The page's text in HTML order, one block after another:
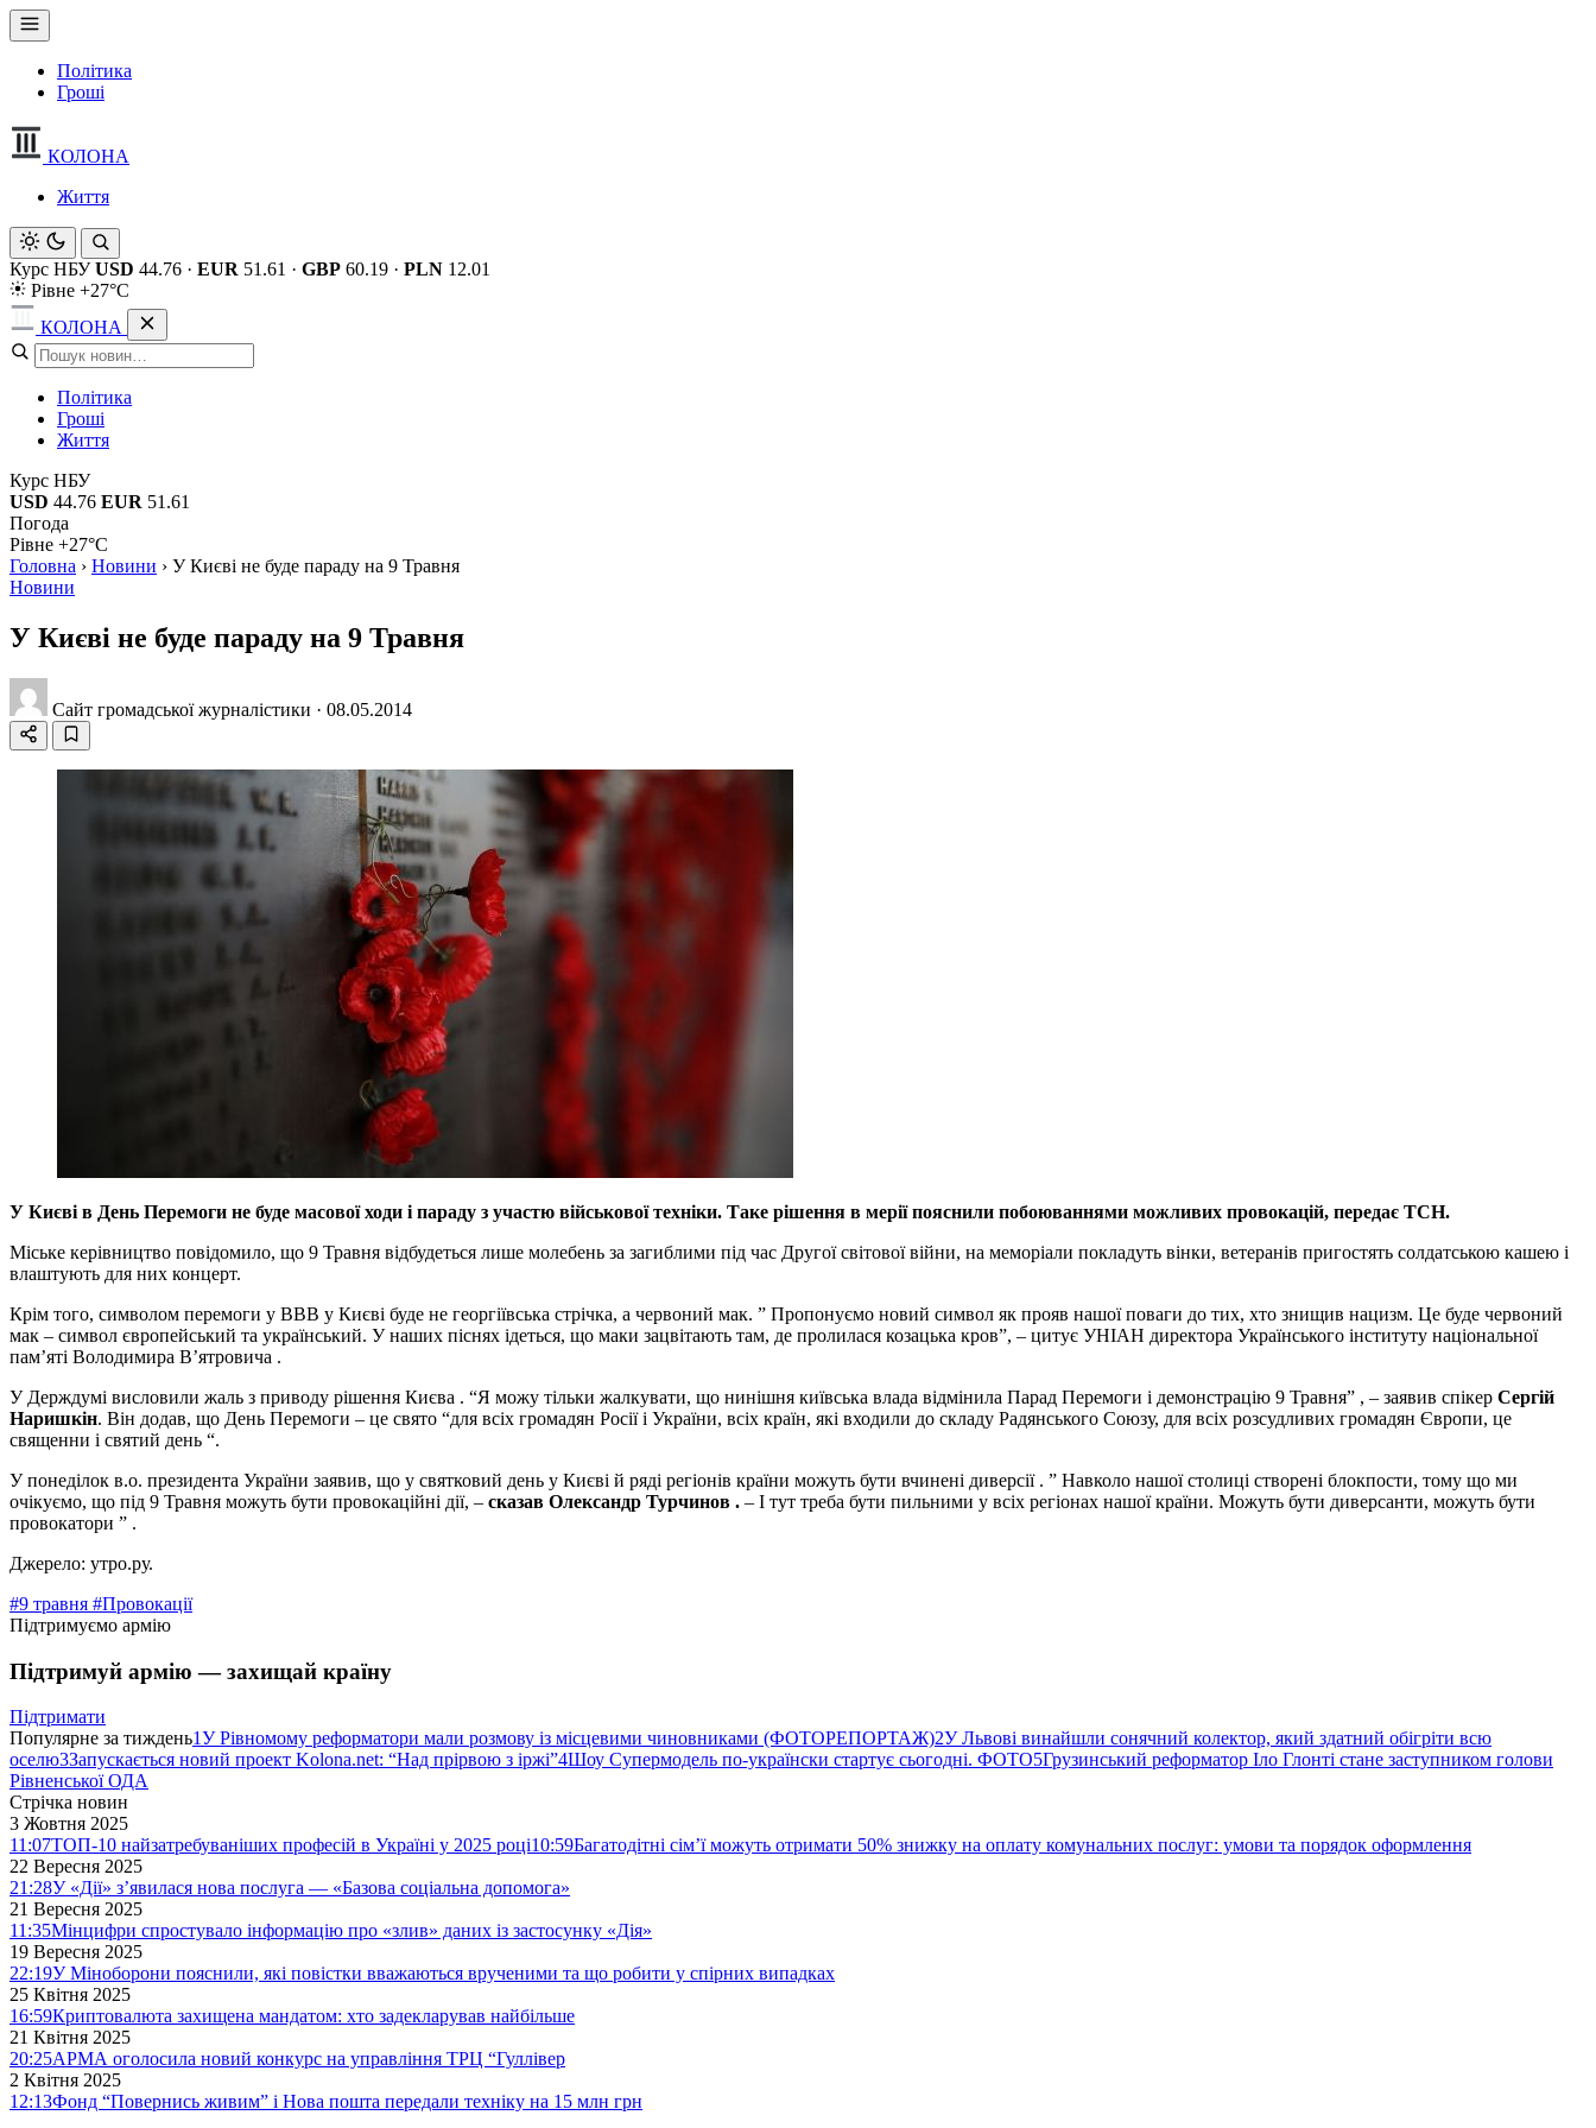
Політика
Гроші
КОЛОНА
Життя
Курс НБУ USD 44.76 · EUR 51.61 · GBP 60.19 · PLN 12.01
Рівне +27°C
КОЛОНА
Політика
Гроші
Життя
Курс НБУ
USD 44.76 EUR 51.61
Погода
Рівне +27°C
Головна › Новини › У Києві не буде параду на 9 Травня
Новини
У Києві не буде параду на 9 Травня
Сайт громадської журналістики · 08.05.2014
У Києві в День Перемоги не буде масової ходи і параду з участю військової техніки. Таке рішення в мерії пояснили побоюваннями можливих провокацій, передає ТСН.
Міське керівництво повідомило, що 9 Травня відбудеться лише молебень за загиблими під час Другої світової війни, на меморіали покладуть вінки, ветеранів пригостять солдатською кашею і
влаштують для них концерт.
Крім того, символом перемоги у ВВВ у Києві буде не георгіївська стрічка, а червоний мак. ” Пропонуємо новий символ як прояв нашої поваги до тих, хто знищив нацизм. Це буде червоний
мак – символ європейський та український. У наших піснях ідеться, що маки зацвітають там, де пролилася козацька кров”, – цитує УНІАН директора Українського інституту національної
пам’яті Володимира В’ятровича .
У Держдумі висловили жаль з приводу рішення Києва . “Я можу тільки жалкувати, що нинішня київська влада відмінила Парад Перемоги і демонстрацію 9 Травня” , – заявив спікер Сергій
Наришкін. Він додав, що День Перемоги – це свято “для всіх громадян Росії і України, всіх країн, які входили до складу Радянського Союзу, для всіх розсудливих громадян Європи, це
священни і святий день “.
У понеділок в.о. президента України заявив, що у святковий день у Києві й ряді регіонів країни можуть бути вчинені диверсії . ” Навколо нашої столиці створені блокпости, тому що ми
очікуємо, що під 9 Травня можуть бути провокаційні дії, – сказав Олександр Турчинов . – І тут треба бути пильними у всіх регіонах нашої країни. Можуть бути диверсанти, можуть бути
провокатори ” .
Джерело: утро.ру.
#9 травня #Провокації
Підтримуємо армію
Підтримуй армію — захищай країну
Підтримати
Популярне за тиждень1У Рівномому реформатори мали розмову із місцевими чиновниками (ФОТОРЕПОРТАЖ)2У Львові винайшли сонячний колектор, який здатний обігріти всю
оселю3Запускається новий проект Kolona.net: “Над прірвою з іржі”4Шоу Супермодель по-українски стартує сьогодні. ФОТО5Грузинський реформатор Іло Глонті стане заступником голови
Рівненської ОДА
Стрічка новин
3 Жовтня 2025
11:07ТОП-10 найзатребуваніших професій в Україні у 2025 році10:59Багатодітні сім’ї можуть отримати 50% знижку на оплату комунальних послуг: умови та порядок оформлення
22 Вересня 2025
21:28У «Дії» з’явилася нова послуга — «Базова соціальна допомога»
21 Вересня 2025
11:35Мінцифри спростувало інформацію про «злив» даних із застосунку «Дія»
19 Вересня 2025
22:19У Міноборони пояснили, які повістки вважаються врученими та що робити у спірних випадках
25 Квітня 2025
16:59Криптовалюта захищена мандатом: хто задекларував найбільше
21 Квітня 2025
20:25АРМА оголосила новий конкурс на управління ТРЦ “Гуллівер
2 Квітня 2025
12:13Фонд “Повернись живим” і Нова пошта передали техніку на 15 млн грн